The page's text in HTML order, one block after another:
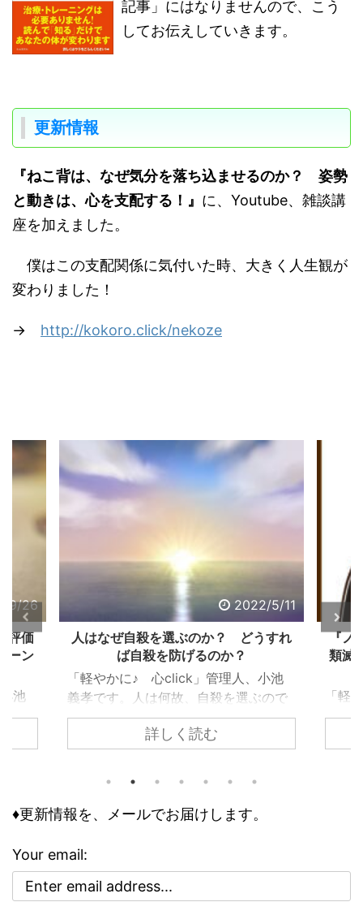
記事」にはなりませんので、こう
してお伝えしていきます。
更新情報
『ねこ背は、なぜ気分を落ち込ませるのか？ 姿勢
と動きは、心を支配する！』 に、Youtube、雑談講
座を加えました。
僕はこの支配関係に気付いた時、大きく人生観が
変わりました！
→ http://kokoro.click/nekoze
2022/5/11
人はなぜ自殺を選ぶのか？ どうすれ
ば自殺を防げるのか？
「軽やかに♪ 心click」管理人、小池
義孝です。人は何故、自殺を選ぶので
しょうか？ 自殺するまで追い込まれ
ない為には、どうすれば良いのでしょ
が、共通するのは精神トーンの問題で
に取り組む前に、基本の大枠として知
クが高まる３つの精神状態 人は、ど
ういう時に自殺に至るのか？ その精
神状態を詳しく知っておくのは、周囲
詳しく読む
『ノス
類滅亡
「軽や
義孝です
て、お
亡シナリ
♦更新情報を、メールでお届けします。
Your email: